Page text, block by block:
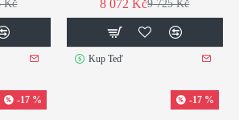
Kč 8 072 Kč9 725 Kč
Kup Teď
-17 % -17 %